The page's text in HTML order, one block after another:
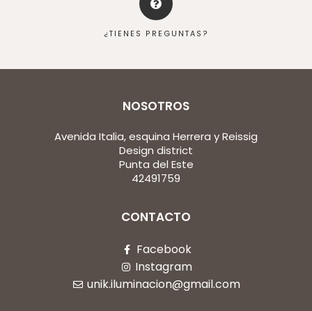
¿TIENES PREGUNTAS?
NOSOTROS
Avenida Italia, esquina Herrera y Reissig
Design district
Punta del Este
42491759
CONTACTO
Facebook
Instagram
unik.iluminacion@gmail.com